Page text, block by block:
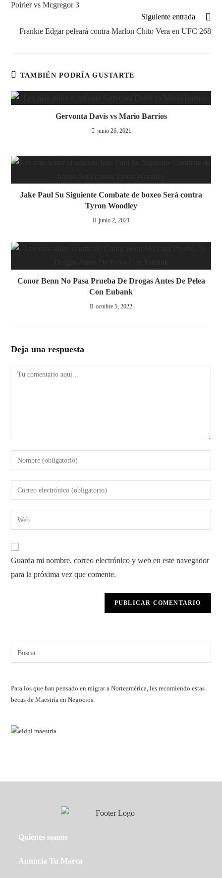
artículos
Poirier vs Mcgregor 3
Siguiente entrada
Frankie Edgar peleará contra Marlon Chito Vera en UFC 268
TAMBIÉN PODRÍA GUSTARTE
Gervonta Davis vs Mario Barrios
junio 26, 2021
Jake Paul Su Siguiente Combate de boxeo Será contra
Tyron Woodley
junio 2, 2021
Conor Benn No Pasa Prueba De Drogas Antes De Pelea
Con Eubank
octubre 5, 2022
Deja una respuesta
Comentario
Introduce
tu
nombre
usuario
para
Introduce
tu
dirección
para
comentar
Introduce
la
de
tu
web
Guarda mi nombre, correo electrónico y web en este navegador
para la próxima vez que comente.
Para los que han pensado en migrar a Norteamérica, les recomiendo estas
becas de Maestría en Negocios.
Quienes somos
Anuncia Tu Marca